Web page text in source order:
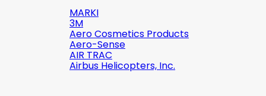
MARKI
3M
Aero Cosmetics Products
Aero-Sense
AIR TRAC
Airbus Helicopters, Inc.